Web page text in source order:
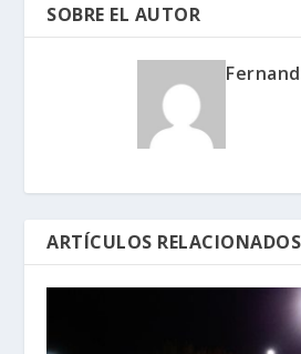
SOBRE EL AUTOR
ARTÍCULOS RELACIONADOS